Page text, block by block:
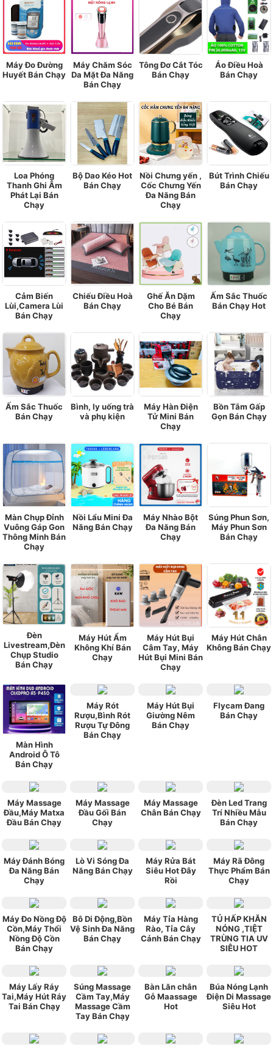
Máy Đo Đường
Huyết Bán Chạy
Máy Chăm Sóc
Da Mặt Đa Năng
Bán Chạy
Tông Đơ Cắt Tóc
Bán Chạy
Áo Điều Hoà
Bán Chạy
Loa Phóng
Thanh Ghi Âm
Phát Lại Bán
Chạy
Bộ Dao Kéo Hot
Bán Chạy
Nồi Chưng yến ,
Cốc Chưng Yến
Đa Năng Bán
Chạy
Bút Trình Chiếu
Bán Chạy
Cảm Biến
Lùi,Camera Lùi
Bán Chạy
Chiếu Điều Hoà
Bán Chạy
Ghế Ăn Dặm
Cho Bé Bán
Chạy
Ấm Sắc Thuốc
Bán Chạy Hot
Ấm Sắc Thuốc
Bán Chạy
Bình, ly uống trà
và phụ kiện
Máy Hàn Điện
Tử Mini Bán
Chạy
Bồn Tắm Gấp
Gọn Bán Chạy
Màn Chụp Đỉnh
Vuông Gáp Gon
Thông Minh Bán
Chạy
Nồi Lẩu Mini Đa
Năng Bán Chạy
Máy Nhào Bột
Đa Năng Bán
Chạy
Súng Phun Sơn,
Máy Phun Sơn
Bán Chạy
Đèn
Livestream,Đèn
Chụp Studio
Bán Chạy
Máy Hút Ẩm
Không Khí Bán
Chạy
Máy Hút Bụi
Câm Tay, Máy
Hút Bụi Mini Bán
Chạy
Máy Hút Chân
Không Bán Chạy
Màn Hình
Android Ô Tô
Bán Chạy
Máy Rót
Rượu,Bình Rót
Rượu Tự Đông
Bán Chạy
Máy Hút Bụi
Giường Nêm
Bán Chạy
Flycam Đang
Bán Chạy
Máy Massage
Đầu,Máy Matxa
Đầu Bán Chạy
Máy Massage
Đầu Gối Bán
Chạy
Máy Massage
Chân Bán Chạy
Đèn Led Trang
Trí Nhiều Mẫu
Bán Chạy
Máy Đánh Bóng
Đa Năng Bán
Chạy
Lò Vi Sóng Đa
Năng Bán Chạy
Máy Rửa Bát
Siêu Hot Đây
Rồi
Máy Rã Đông
Thực Phẩm Bán
Chạy
Máy Đo Nồng Độ
Cồn,Máy Thổi
Nồng Độ Cồn
Bán Chạy
Bô Di Động,Bồn
Vệ Sinh Đa Năng
Bán Chạy
Máy Tỉa Hàng
Rào, Tỉa Cây
Cảnh Bán Chạy
TỦ HẤP KHĂN
NÓNG ,TIỆT
TRÙNG TIA UV
SIÊU HOT
Máy Lấy Ráy
Tai,Máy Hút Ráy
Tai Bán Chạy
Súng Massage
Cầm Tay,Máy
Massage Cầm
Tay Bán Chạy
Bàn Lăn chân
Gỗ Maassage
Hot
Búa Nóng Lạnh
Điện Di Massage
Siêu Hot